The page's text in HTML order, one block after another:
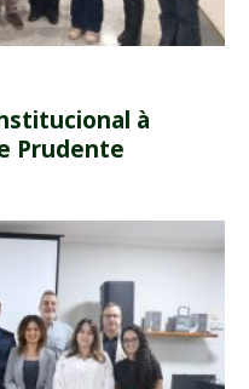
à
Prudente